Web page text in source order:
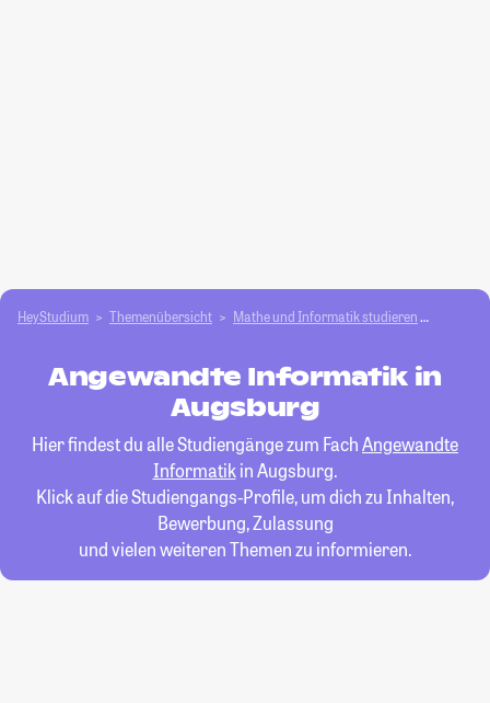
HeyStudium Themenübersicht Mathe und Informatik studieren
Angewandte Informatik in
Augsburg
Hier findest du alle Studiengänge zum FachAngewandte
Informatikin Augsburg.
Klick auf die Studiengangs-Profile, um dich zu Inhalten,
Bewerbung, Zulassung
und vielen weiteren Themen zu informieren.